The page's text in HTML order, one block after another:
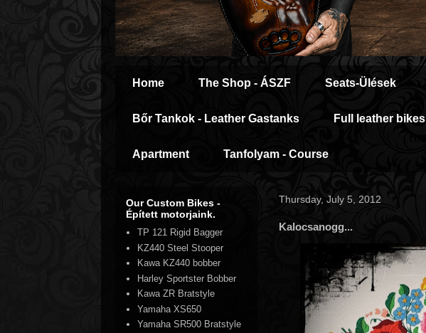
Home The Shop - ÁSZF Seats-Ülések
Bőr Tankok - Leather Gastanks Full leather bikes
Apartment Tanfolyam - Course
Thursday, July 5, 2012
Kalocsanogg...
Our Custom Bikes -
Épített motorjaink.
TP 121 Rigid Bagger
KZ440 Steel Stooper
Kawa KZ440 bobber
Harley Sportster Bobber
Kawa ZR Bratstyle
Yamaha XS650
Yamaha SR500 Bratstyle